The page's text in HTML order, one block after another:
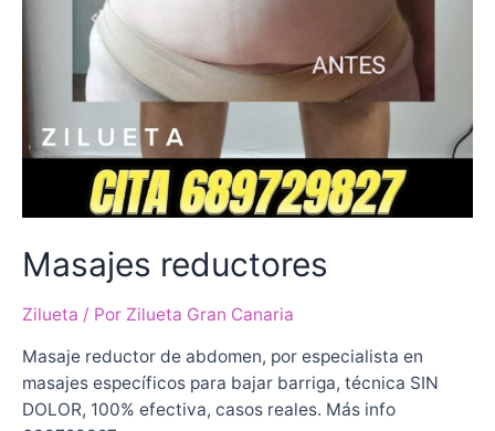
Masajes reductores
Zilueta / Por Zilueta Gran Canaria
Masaje reductor de abdomen, por especialista en
masajes específicos para bajar barriga, técnica SIN
DOLOR, 100% efectiva, casos reales. Más info